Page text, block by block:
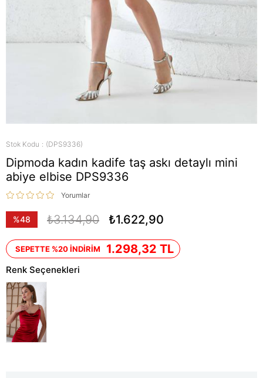
Stok Kodu (DPS9336)
Dipmoda kadın kadife taş askı detaylı mini
abiye elbise DPS9336
Yorumlar
%48
₺3.134,90 ₺1.622,90
SEPETTE %20 İNDİRİM 1.298,32 TL
Renk Seçenekleri